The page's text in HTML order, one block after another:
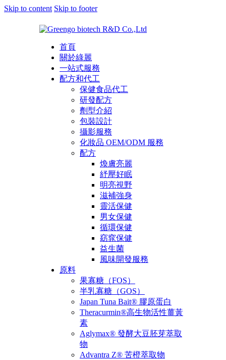
Skip to content Skip to footer
首頁
關於綠麗
一站式服務
配方和代工
保健食品代工
研發配方
劑型介紹
包裝設計
攝影服務
化妝品 OEM/ODM 服務
配方
煥膚亮麗
紓壓好眠
明亮視野
滋補強身
靈活保健
男女保健
循環保健
窈窕保健
益生菌
風味開發服務
原料
果寡糖（FOS）
半乳寡糖（GOS）
Japan Tuna Bait® 膠原蛋白
Theracurmin®高生物活性薑黃
素
Aglymax® 發酵大豆胚芽萃取
物
Advantra Z® 苦橙萃取物